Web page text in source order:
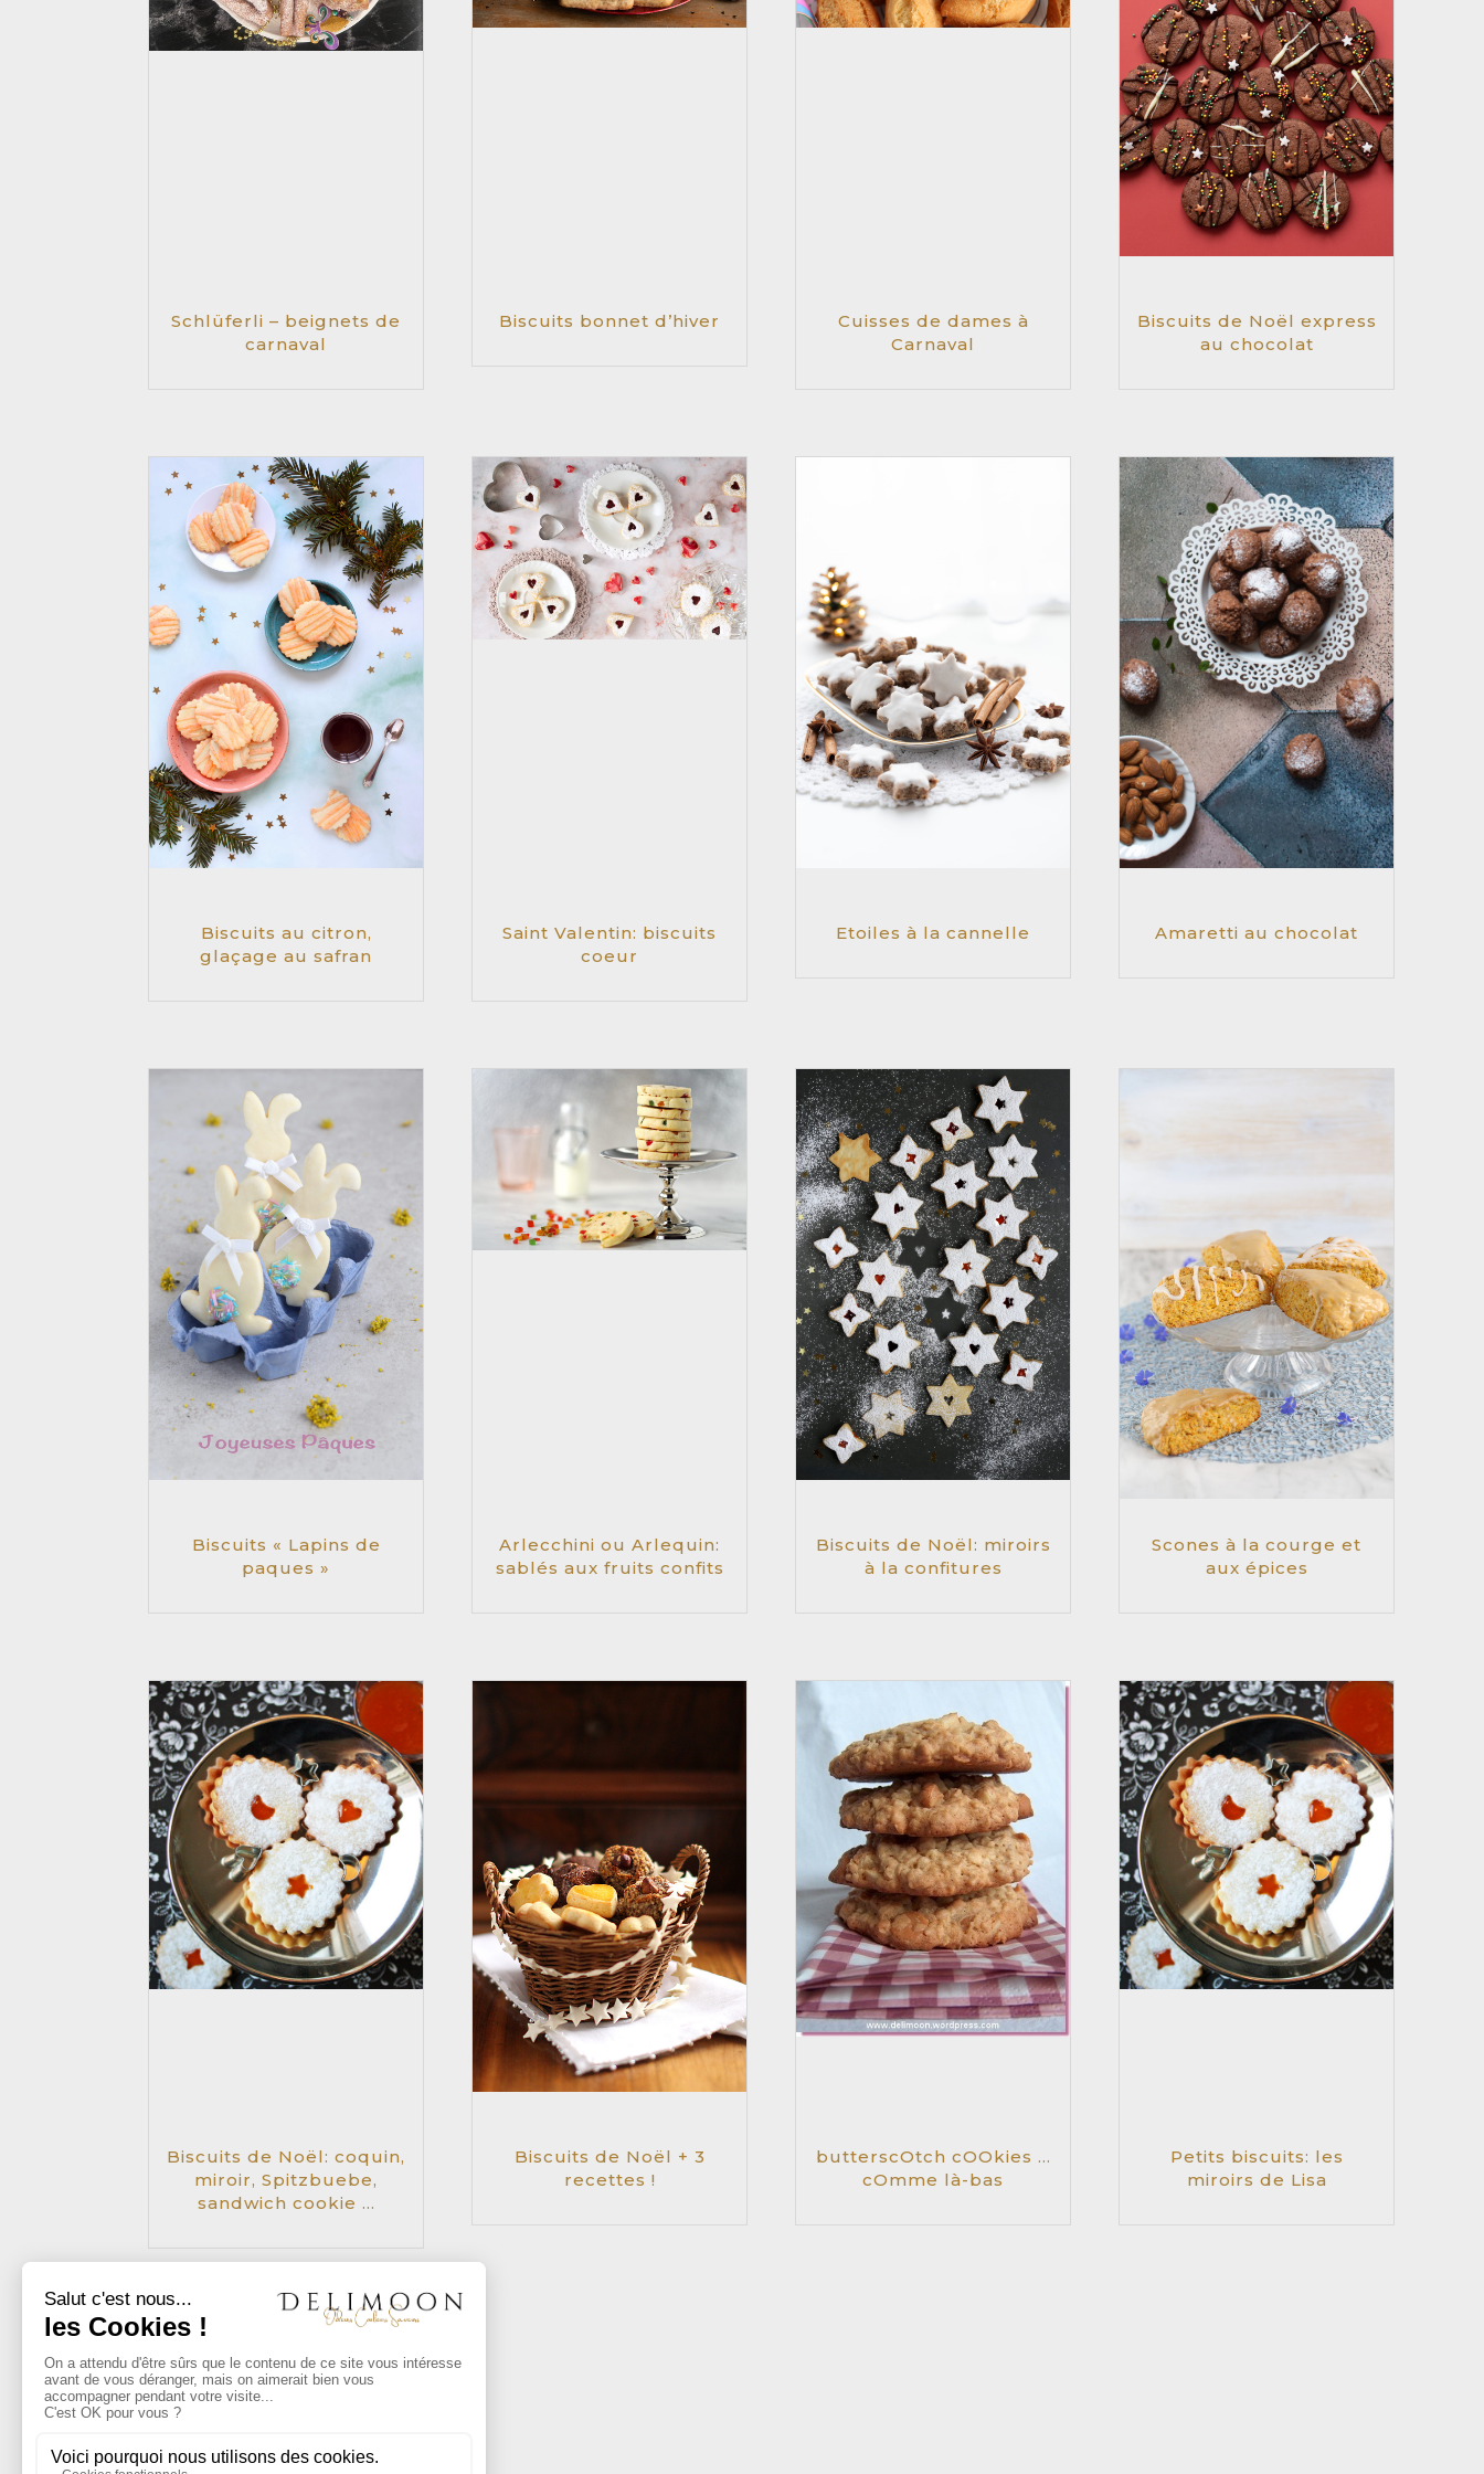
Schlüferli – beignets de
carnaval
Biscuits bonnet d’hiver
Cuisses de dames à
Carnaval
Biscuits de Noël express
au chocolat
Biscuits au citron,
glaçage au safran
Saint Valentin: biscuits
coeur
Etoiles à la cannelle Amaretti au chocolat
Biscuits « Lapins de
paques »
Arlecchini ou Arlequin:
sablés aux fruits confits
Biscuits de Noël: miroirs
à la confitures
Scones à la courge et
aux épices
Biscuits de Noël: coquin,
miroir, Spitzbuebe,
sandwich cookie …
Biscuits de Noël + 3
recettes !
butterscOtch cOOkies …
cOmme là-bas
Petits biscuits: les
miroirs de Lisa
« Entrées précédentes